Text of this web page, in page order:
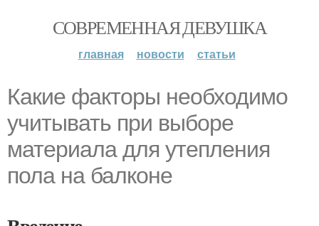
СОВРЕМЕННАЯ ДЕВУШКА
главная новости статьи
Какие факторы необходимо
учитывать при выборе
материала для утепления
пола на балконе